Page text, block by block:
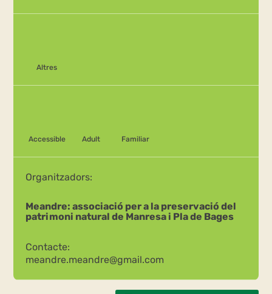
Altres
Accessible Adult Familiar
Organitzadors:
Meandre: associació per a la preservació del
patrimoni natural de Manresa i Pla de Bages
Contacte:
meandre.meandre@gmail.com